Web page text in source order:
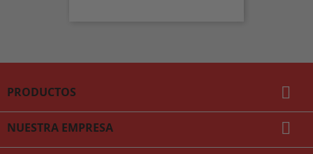
PRODUCTOS 
NUESTRA EMPRESA 